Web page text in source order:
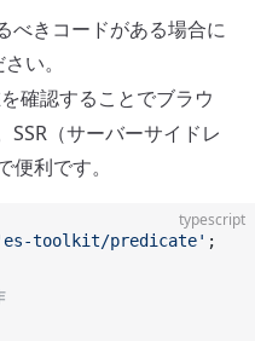
べきコードがある場合に
い。
確認することでブラウ
（サーバーサイドレ
利です。
typescript
toolkit/predicate' ;